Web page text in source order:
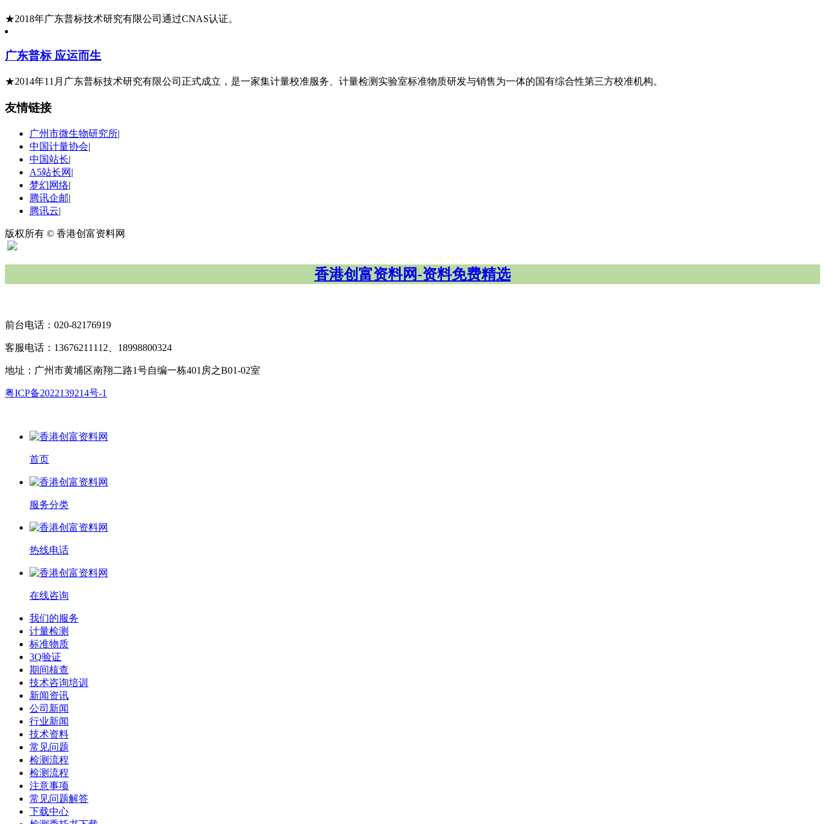
★2018年广东普标技术研究有限公司通过CNAS认证。
广东普标 应运而生
★2014年11月广东普标技术研究有限公司正式成立，是一家集计量校准服务、计量检测实验室标准物质研发与销售为一体的国有综合性第三方校准机构。
友情链接
广州市微生物研究所|
中国计量协会|
中国站长|
A5站长网 |
梦幻网络|
腾讯企邮|
腾讯云|
版权所有 © 香港创富资料网
香港创富资料网-资料免费精选
前台电话：020-82176919
客服电话：13676211112、18998800324
地址：广州市黄埔区南翔二路1号自编一栋401房之B01-02室
粤ICP备2022139214号-1
首页
服务分类
热线电话
在线咨询
我们的服务
计量检测
标准物质
3Q验证
期间核查
技术咨询培训
新闻资讯
公司新闻
行业新闻
技术资料
常见问题
检测流程
检测流程
注意事项
常见问题解答
下载中心